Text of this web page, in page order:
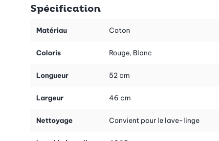
a été testé et correspond à la norme Oeko-Tex 100 sur les
absolument sans danger pour les enfants. En plus de
représente un fouet et une cuillère de cuisine est apposée sur le
jetez un coup d'œil dans la petite poche, vous n'êtes pas à l'abri
Les 2 attaches latérales à hauteur de la taille permettent de
réglable et permet un ajustement à la taille de l'enfant. Un petit
Spécification
Matériau Coton
Coloris Rouge, Blanc
Longueur 52 cm
Largeur 46 cm
Nettoyage Convient pour le lave-linge